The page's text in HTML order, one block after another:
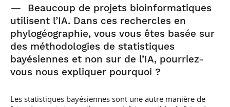
—
Beaucoup de projets bioinformatiques
utilisent l’IA. Dans ces rechercles en
phylogéographie, vous vous êtes basée sur
des méthodologies de statistiques
bayésiennes et non sur de l’IA, pourriez-
vous nous expliquer pourquoi ?
Les statistiques bayésiennes sont une autre manière de